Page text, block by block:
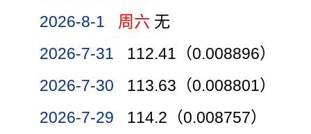
2026-8-1
周六 无
2026-7-31
112.41（0.008896）
2026-7-30
113.63（0.008801）
2026-7-29
114.2（0.008757）